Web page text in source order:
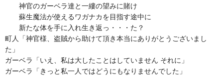
神官のガーベラ達と一縷の望みに賭け
蘇生魔法が使えるワガナカを目指す途中に
新たな体を手に入れ生き返っ・・・た？
町人「神官様、盗賊から助けて頂き本当にありがとうございまし
た」
ガーベラ「いえ、私は大したことはしていません それに」
ガーベラ「きっと私一人ではどうにもなりませんでした」